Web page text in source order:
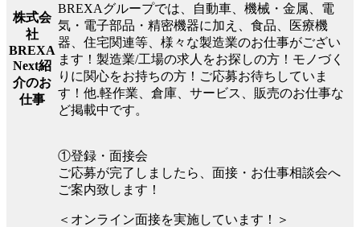
株式会
社
BREXA
Next紹
介のお
仕事
BREXAグループでは、自動車、機械・金属、電
気・電子部品・精密機器に加え、食品、医療機
器、住宅関連等、様々な製造業のお仕事がござい
ます！製造業/工場の求人をお探しの方！モノづく
りに関心をお持ちの方！ご応募お待ちしていま
す！他.軽作業、倉庫、サービス、販売のお仕事な
ど掲載中です。
①登録・面接会
ご応募が完了しましたら、面接・お仕事相談会へ
ご案内致します！
＜オンライン面接を実施しています！＞